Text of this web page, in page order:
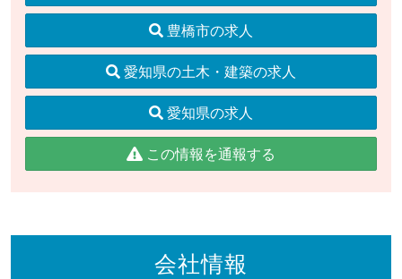
豊橋市の求人
愛知県の土木・建築の求人
愛知県の求人
この情報を通報する
会社情報